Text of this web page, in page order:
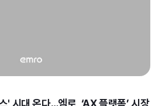
시대 온다…엠로, ‘AX 플랫폼’ 시장